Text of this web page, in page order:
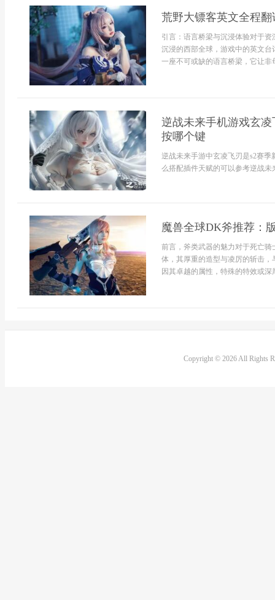
荒野大镖客英文全程
引言：语言桥梁与沉浸体验对于
沉浸的西部全球，游戏中的英文
一座不可或缺的语言桥梁，它让
逆战未来手机游戏玄
按哪个键
逆战未来手游中玄凌飞刃是s2赛
么搭配插件天赋的可以参考逆战
魔兽全球DK斧推荐：
前言，斧类武器的魅力对于死亡
体，其厚重的造型与凌厉的斩击
因其卓越的属性，特殊的特效或深
Copyright © 2026 All Rights